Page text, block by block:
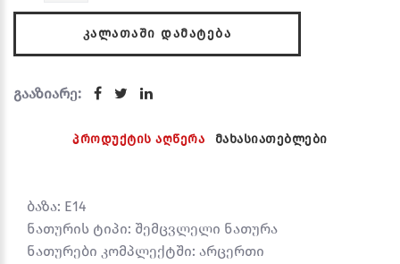
ᲙᲐᲚᲐᲗᲐᲨᲘ ᲓᲐᲛᲐᲢᲔᲑᲐ
გააზიარე:
პროდუქტის აღწერა მახასიათებლები
ბაზა: E14
ნათურის ტიპი: შემცვლელი ნათურა
ნათურები კომპლექტში: არცერთი